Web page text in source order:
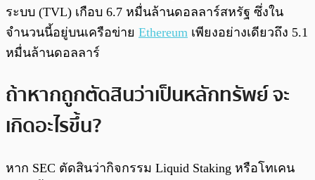
ระบบ (TVL) เกือบ 6.7 หมื่นล้านดอลลาร์สหรัฐ ซึ่งใน
จำนวนนี้อยู่บนเครือข่าย Ethereum เพียงอย่างเดียวถึง 5.1
หมื่นล้านดอลลาร์
ถ้าหากถูกตัดสินว่าเป็นหลักทรัพย์ จะ
เกิดอะไรขึ้น?
หาก SEC ตัดสินว่ากิจกรรม Liquid Staking หรือโทเคน